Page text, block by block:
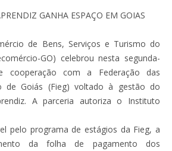
GANHA ESPAÇO EM GOIAS
de Bens, Serviços e Turismo do
GO) celebrou nesta segunda-
cooperação com a Federação das
de Goiás (Fieg) voltado à gestão do
A parceria autoriza o Instituto
pelo programa de estágios da Fieg, a
da folha de pagamento dos